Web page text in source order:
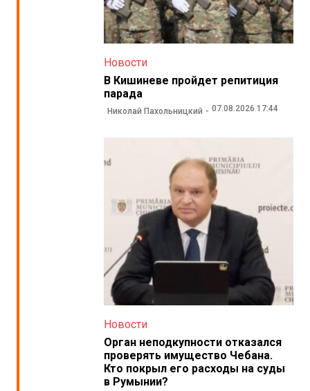
Новости
В Кишиневе пройдет репитиция
парада
Николай Пахольницкий 07.08.2026 17:44
Новости
Орган неподкупности отказался
проверять имущество Чебана.
Кто покрыл его расходы на суды
в Румынии?